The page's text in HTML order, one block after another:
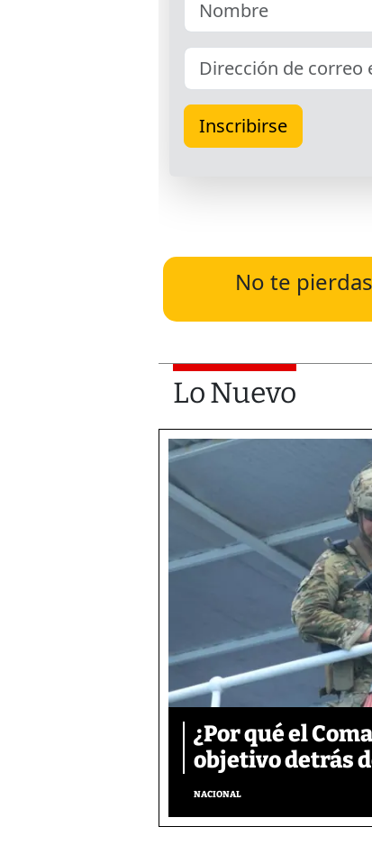
No te
Lo Nuevo
¿Por qué el
objetivo detrás
NACIONAL